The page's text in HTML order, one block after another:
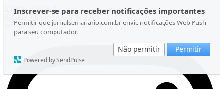
Inscrever-se para receber notificações importantes
Permitir que jornalsemanario.com.br envie notificações Web Push
para seu computador.
Não permitir Permitir
Powered by SendPulse
Ir para o conteúdo
Sábado, 08 de Agosto de 2026
Instagram